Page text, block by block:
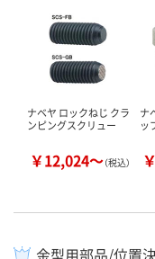
ナベヤ ロックねじ クラ
ンピングスクリュー
￥12,024～（税込）
ナ
ッ
金型用部品/位置